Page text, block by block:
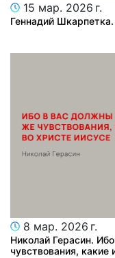
15 мар. 2026 г.
Геннадий
8 мар. 2026 г.
Николай Герасин.
чувствования, какие